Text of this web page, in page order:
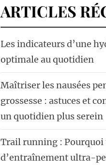
ARTICLES
Les indicateurs d’une
optimale au quotidien
Maîtriser les nausées
grossesse : astuces et
un quotidien plus serein
Trail running : Pourquoi
d’entraînement ultra-